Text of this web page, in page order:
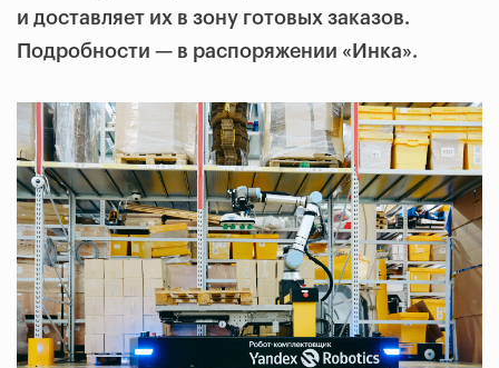
и доставляет их в зону готовых заказов.
Подробности — в распоряжении «Инка».